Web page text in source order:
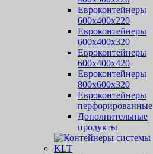
Евроконтейнеры
600х400х220
Евроконтейнеры
600х400х320
Евроконтейнеры
600х400х420
Евроконтейнеры
800х600х320
Евроконтейнеры
перфорированные
Дополнительные
продукты